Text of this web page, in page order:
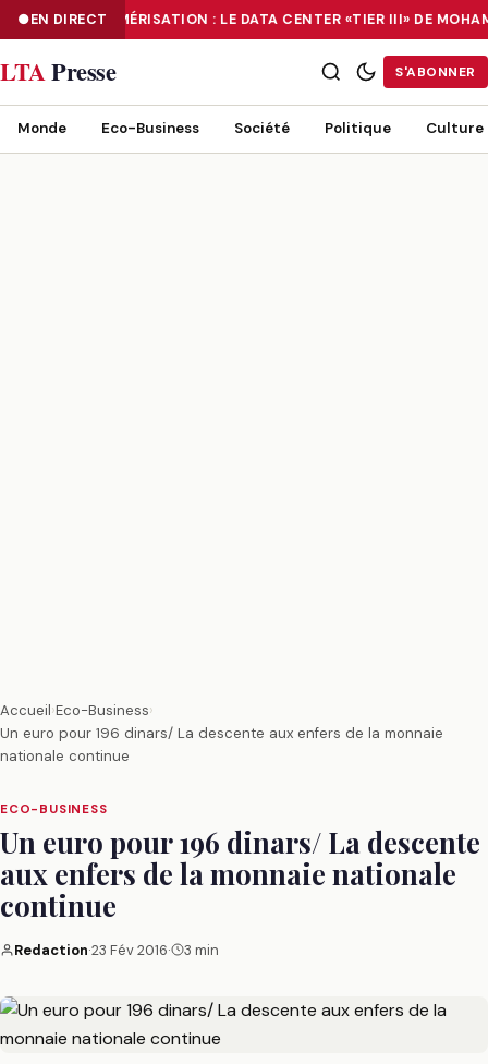
EN DIRECTNUMÉRISATION : LE DATA CENTER «TIER III» DE
NUMÉRISATION : LE DATA CENTER «TIER III» DE MOHAMMADIA, UN
LTAPresse S'ABONNER
Monde Eco-Business Société Politique Culture
Accueil›Eco-Business›
Un euro pour 196 dinars/ La descente aux enfers de la monnaie
nationale continue
ECO-BUSINESS
Un euro pour 196 dinars/ La descente
aux enfers de la monnaie nationale
continue
Redaction·23 Fév 2016· 3 min